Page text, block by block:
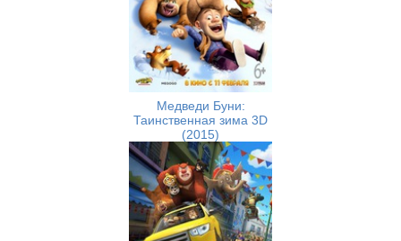
Медведи Буни:
Таинственная зима 3D
(2015)